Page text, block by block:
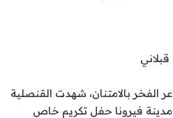
بالامتنان، شهدت القنصلية
مدينة فيرونا حفل تكريم خاص